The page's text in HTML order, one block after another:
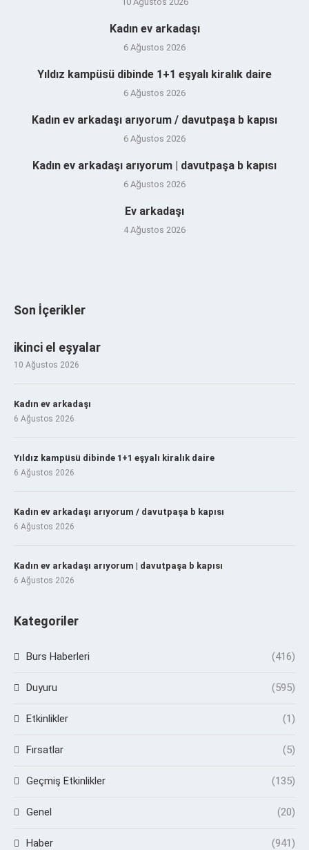
Kadın ev arkadaşı
6 Ağustos 2026
Yıldız kampüsü dibinde 1+1 eşyalı kiralık daire
6 Ağustos 2026
Kadın ev arkadaşı arıyorum / davutpaşa b kapısı
6 Ağustos 2026
Kadın ev arkadaşı arıyorum | davutpaşa b kapısı
6 Ağustos 2026
Ev arkadaşı
4 Ağustos 2026
Son İçerikler
ikinci el eşyalar
10 Ağustos 2026
Kadın ev arkadaşı
6 Ağustos 2026
Yıldız kampüsü dibinde 1+1 eşyalı kiralık daire
6 Ağustos 2026
Kadın ev arkadaşı arıyorum / davutpaşa b kapısı
6 Ağustos 2026
Kadın ev arkadaşı arıyorum | davutpaşa b kapısı
6 Ağustos 2026
Kategoriler
Burs Haberleri (416)
Duyuru (595)
Etkinlikler (1)
Fırsatlar (5)
Geçmiş Etkinlikler (135)
Genel (20)
Haber (941)